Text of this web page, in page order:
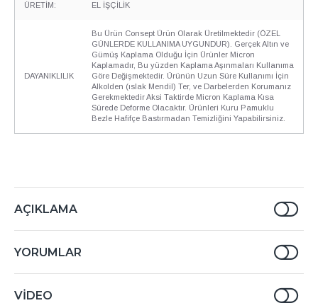
ÜRETİM: EL İŞÇİLİK
DAYANIKLILIK
Bu Ürün Consept Ürün Olarak Üretilmektedir (ÖZEL
GÜNLERDE KULLANIMA UYGUNDUR). Gerçek Altın ve
Gümüş Kaplama Olduğu İçin Ürünler Micron
Kaplamadır, Bu yüzden Kaplama Aşınmaları Kullanıma
Göre Değişmektedir. Ürünün Uzun Süre Kullanımı İçin
Alkolden (ıslak Mendil) Ter, ve Darbelerden Korumanız
Gerekmektedir Aksi Taktirde Micron Kaplama Kısa
Sürede Deforme Olacaktır. Ürünleri Kuru Pamuklu
Bezle Hafifçe Bastırmadan Temizliğini Yapabilirsiniz.
AÇIKLAMA
YORUMLAR
VIDEO